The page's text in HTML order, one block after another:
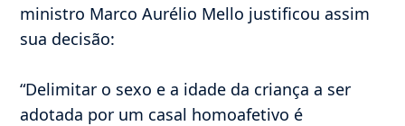
ministro Marco Aurélio Mello justificou assim
sua decisão:
“Delimitar o sexo e a idade da criança a ser
adotada por um casal homoafetivo é